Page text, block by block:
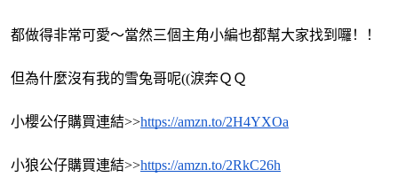
都做得非常可愛～當然三個主角小編也都幫大家找到囉！！
但為什麼沒有我的雪兔哥呢((淚奔ＱＱ
小櫻公仔購買連結>>https://amzn.to/2H4YXOa
小狼公仔購買連結>>https://amzn.to/2RkC26h